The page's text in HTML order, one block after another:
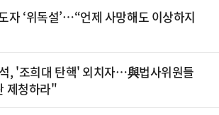
자 ‘위독설’…“언제 사망해도 이상하지
, '조희대 탄핵' 외치자…與법사위원들
제청하라"